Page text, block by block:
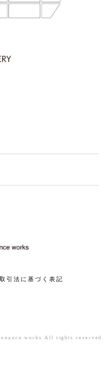
引法に基づく表記
works All rights reserved.